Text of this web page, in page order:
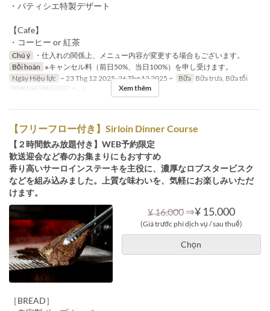
・パティシエ特製デザート
【Cafe】
・コーヒー or 紅茶
Chú ý
・仕入れの関係上、メニュー内容が変更する場合もございます。
Bồi hoàn ※キャンセル料（前日50%、当日100%）を申し受けます。
Ngày Hiệu lực ~ 23 Thg 12 2025, 26 Thg 12 2025 ~ Bữa Bữa trưa, Bữa tối
Giới hạn dặt món
2 ~ 6 Xem thêm
【フリーフロー付き】Sirloin Dinner Course
【２時間飲み放題付き】WEB予約限定
歓送迎会など春のお集まりにもおすすめ
香り高いサーロインステーキを主役に、濃厚なロブスタービスク
などを組み込みました。上質な味わいを、気軽にお楽しみいただ
けます。
¥ 16.000 ⇒¥ 15.000
(Giá trước phí dịch vụ / sau thuế)
Chọn
［BREAD］